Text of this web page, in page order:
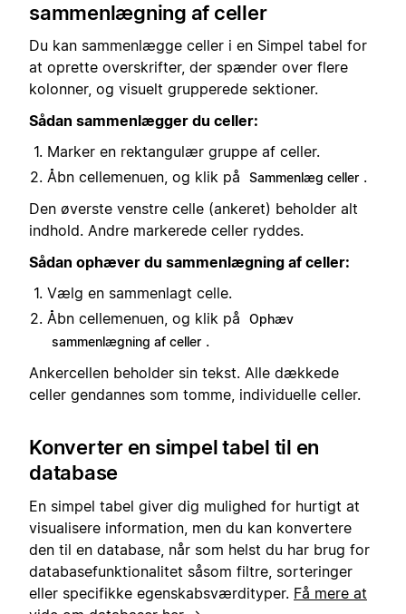
sammenlægning af celler
Du kan sammenlægge celler i en Simpel tabel for
at oprette overskrifter, der spænder over flere
kolonner, og visuelt grupperede sektioner.
Sådan sammenlægger du celler:
Marker en rektangulær gruppe af celler.
Åbn cellemenuen, og klik på
Sammenlæg celler .
Den øverste venstre celle (ankeret) beholder alt
indhold. Andre markerede celler ryddes.
Sådan ophæver du sammenlægning af celler:
Vælg en sammenlagt celle.
Åbn cellemenuen, og klik på
Ophæv
sammenlægning af celler .
Ankercellen beholder sin tekst. Alle dækkede
celler gendannes som tomme, individuelle celler.
Konverter en simpel tabel til en
database
En simpel tabel giver dig mulighed for hurtigt at
visualisere information, men du kan konvertere
den til en database, når som helst du har brug for
databasefunktionalitet såsom filtre, sorteringer
eller specifikke egenskabsværdityper. Få mere at